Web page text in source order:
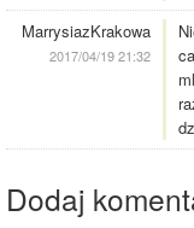
MarrysiazKrakowa
2017/04/19 21:32
Dodaj